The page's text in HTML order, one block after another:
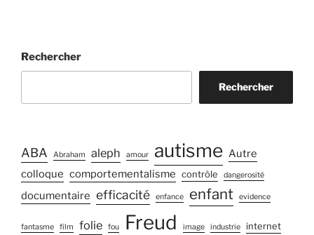
méthodes
Rechercher
Rechercher
ABA Abraham aleph amour autisme Autre
colloque comportementalisme contrôle dangerosité
documentaire efficacité enfance enfant evidence
fantasme film folie fou Freud image industrie internet